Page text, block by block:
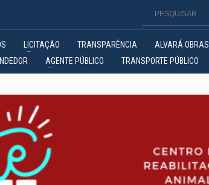
LICITAÇÃO TRANSPARÊNCIA ALVARÁ OBRAS
AGENTE PÚBLICO TRANSPORTE PÚBLICO